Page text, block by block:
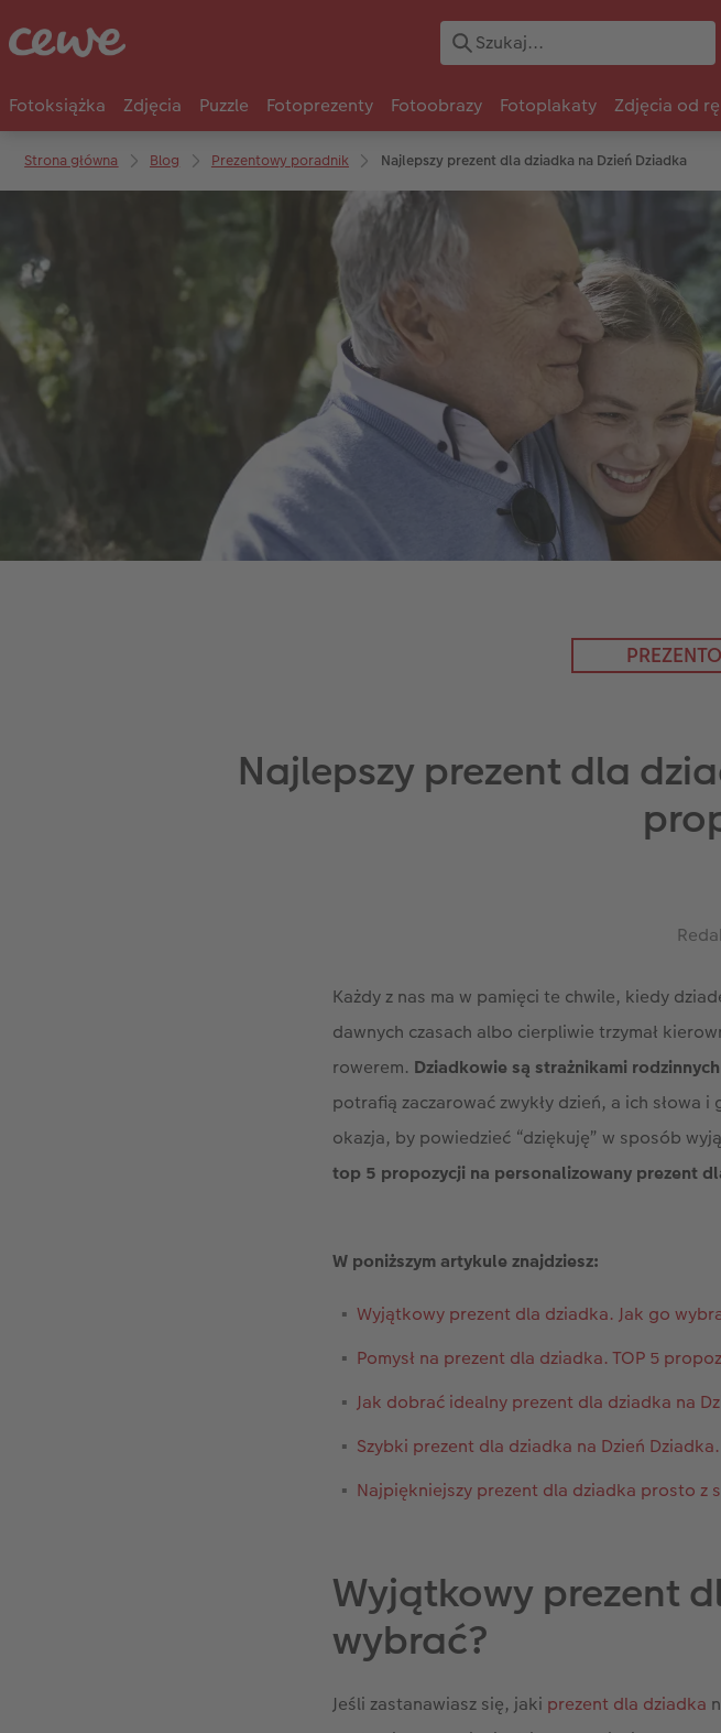
Fotoksiążka Zdjęcia Puzzle Fotoprezenty Fotoobrazy Fotoplakaty Zdjęcia od
Strona główna Blog Prezentowy poradnik Najlepszy prezent dla dziadka na Dzień Dziadka
Najlepszy prezent dla
Każdy z nas ma w pamięci te chwile, kiedy
dawnych czasach albo cierpliwie trzymał
rowerem. Dziadkowie są strażnikami
potrafią zaczarować zwykły dzień, a ich słowa
okazja, by powiedzieć “dziękuję” w sposób
top 5 propozycji na personalizowany prezent
W poniższym artykule znajdziesz:
Wyjątkowy prezent dla dziadka. Jak go
Pomysł na prezent dla dziadka. TOP 5
Jak dobrać idealny prezent dla dziadka na
Szybki prezent dla dziadka na Dzień
Najpiękniejszy prezent dla dziadka prosto z
Wyjątkowy prezent
wybrać?
Jeśli zastanawiasz się, jaki prezent dla dziadka